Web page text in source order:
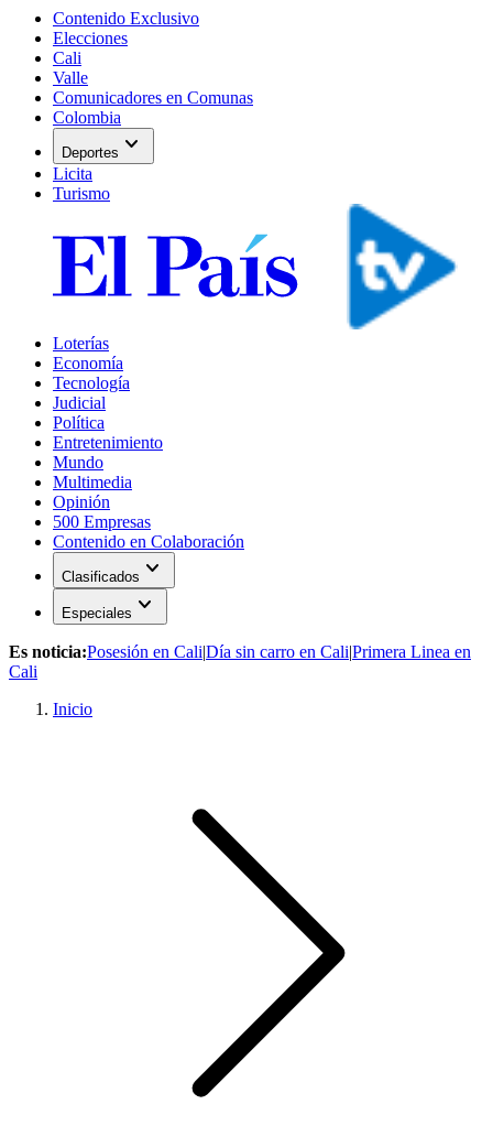
Contenido Exclusivo
Elecciones
Cali
Valle
Comunicadores en Comunas
Colombia
Deportes expand_more
Licita
Turismo
Loterías
Economía
Tecnología
Judicial
Política
Entretenimiento
Mundo
Multimedia
Opinión
500 Empresas
Contenido en Colaboración
Clasificados expand_more
Especiales expand_more
Es noticia:Posesión en Cali|Día sin carro en Cali|Primera Linea en
Cali
Inicio